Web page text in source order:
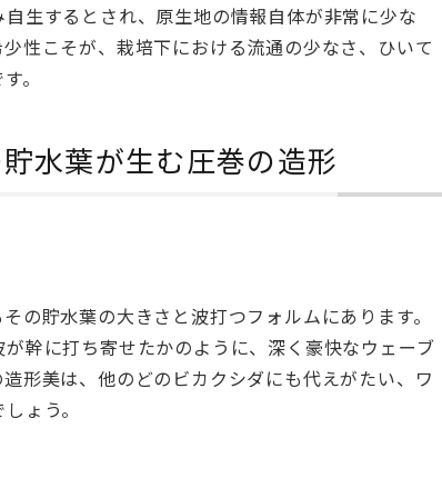
生するとされ、原生地の情報自体が非常に少な
性こそが、栽培下における流通の少なさ、ひいて
。
水葉が生む圧巻の造形
の貯水葉の大きさと波打つフォルムにあります。
幹に打ち寄せたかのように、深く豪快なウェーブ
形美は、他のどのビカクシダにも代えがたい、ワ
ょう。